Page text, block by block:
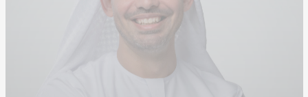
راشد المزروعي